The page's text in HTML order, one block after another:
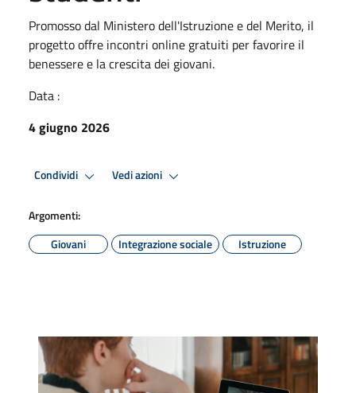
Promosso dal Ministero dell'Istruzione e del Merito, il
progetto offre incontri online gratuiti per favorire il
benessere e la crescita dei giovani.
Data :
4 giugno 2026
Condividi Vedi azioni
Argomenti:
Giovani
Integrazione sociale Istruzione